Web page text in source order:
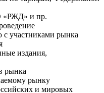
«РЖД» и пр.
с участниками рынка
издания,
рынка
рынку
и мировых